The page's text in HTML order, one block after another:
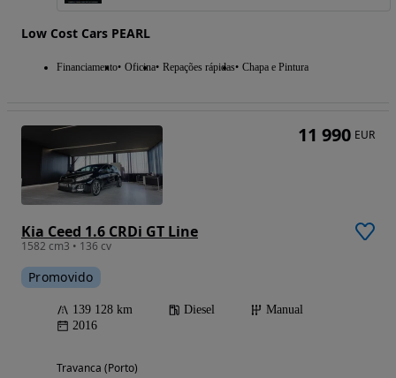
Low Cost Cars PEARL
Financiamento Oficina Repações rápidas Chapa e Pintura
Kia Ceed 1.6 CRDi GT Line
1582 cm3 • 136 cv
Promovido
139 128 km Diesel
Manual
2016
Travanca (Porto)
11 990 EUR